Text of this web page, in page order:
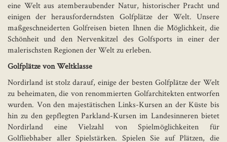
eine Welt aus atemberaubender Natur, historischer Pracht und
einigen der herausforderndsten Golfplätze der Welt. Unsere
maßgeschneiderten Golfreisen bieten Ihnen die Möglichkeit, die
Schönheit und den Nervenkitzel des Golfsports in einer der
malerischsten Regionen der Welt zu erleben.
Golfplätze von Weltklasse
Nordirland ist stolz darauf, einige der besten Golfplätze der Welt
zu beheimaten, die von renommierten Golfarchitekten entworfen
wurden. Von den majestätischen Links-Kursen an der Küste bis
hin zu den gepflegten Parkland-Kursen im Landesinneren bietet
Nordirland eine Vielzahl von Spielmöglichkeiten für
Golfliebhaber aller Spielstärken. Spielen Sie auf Plätzen, die